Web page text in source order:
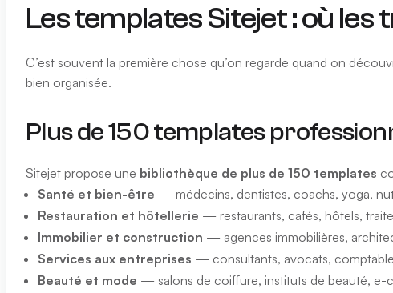
Les templates Sitejet : où
C’est souvent la première chose qu’on regarde quand on
bien organisée.
Plus de 150 templates
Sitejet propose une bibliothèque de plus de 150 templates
Santé et bien-être — médecins, dentistes, coachs, yoga,
Restauration et hôtellerie — restaurants, cafés, hôtels,
Immobilier et construction — agences immobilières,
Services aux entreprises — consultants, avocats,
Beauté et mode — salons de coiffure, instituts de beauté, e-